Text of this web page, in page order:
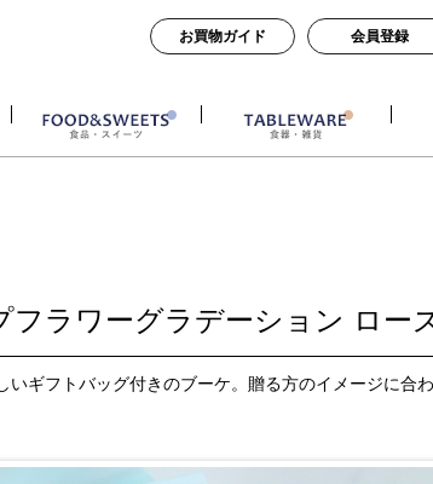
お買物ガイド 会員登録
フラワーグラデーション ロー
いギフトバッグ付きのブーケ。贈る方のイメージに合